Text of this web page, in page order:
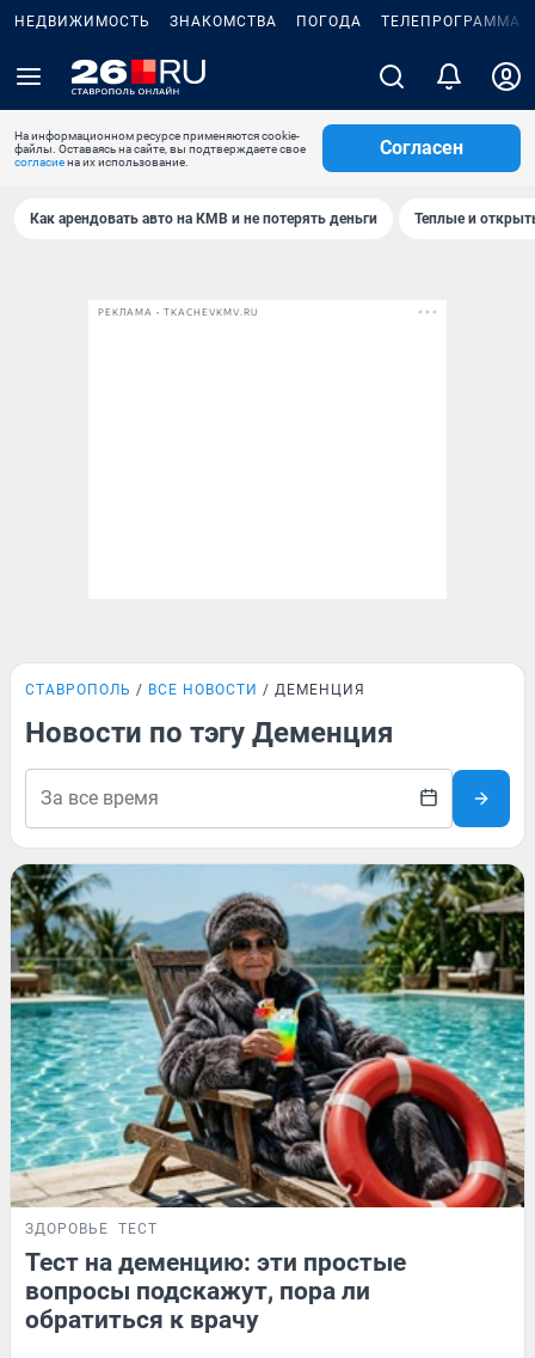
НЕДВИЖИМОСТЬ ЗНАКОМСТВА ПОГОДА ТЕЛЕПРОГРАММА
На информационном ресурсе применяются cookie-
файлы. Оставаясь на сайте, вы подтверждаете свое
согласиена их использование.
Согласен
Как арендовать авто на КМВ и не потерять деньги Теплые и
РЕКЛАМА • TKACHEVKMV.RU
СТАВРОПОЛЬ ВСЕ НОВОСТИ ДЕМЕНЦИЯ
Новости по тэгу Деменция
ЗДОРОВЬЕ ТЕСТ
Тест на деменцию: эти простые
вопросы подскажут, пора ли
обратиться к врачу